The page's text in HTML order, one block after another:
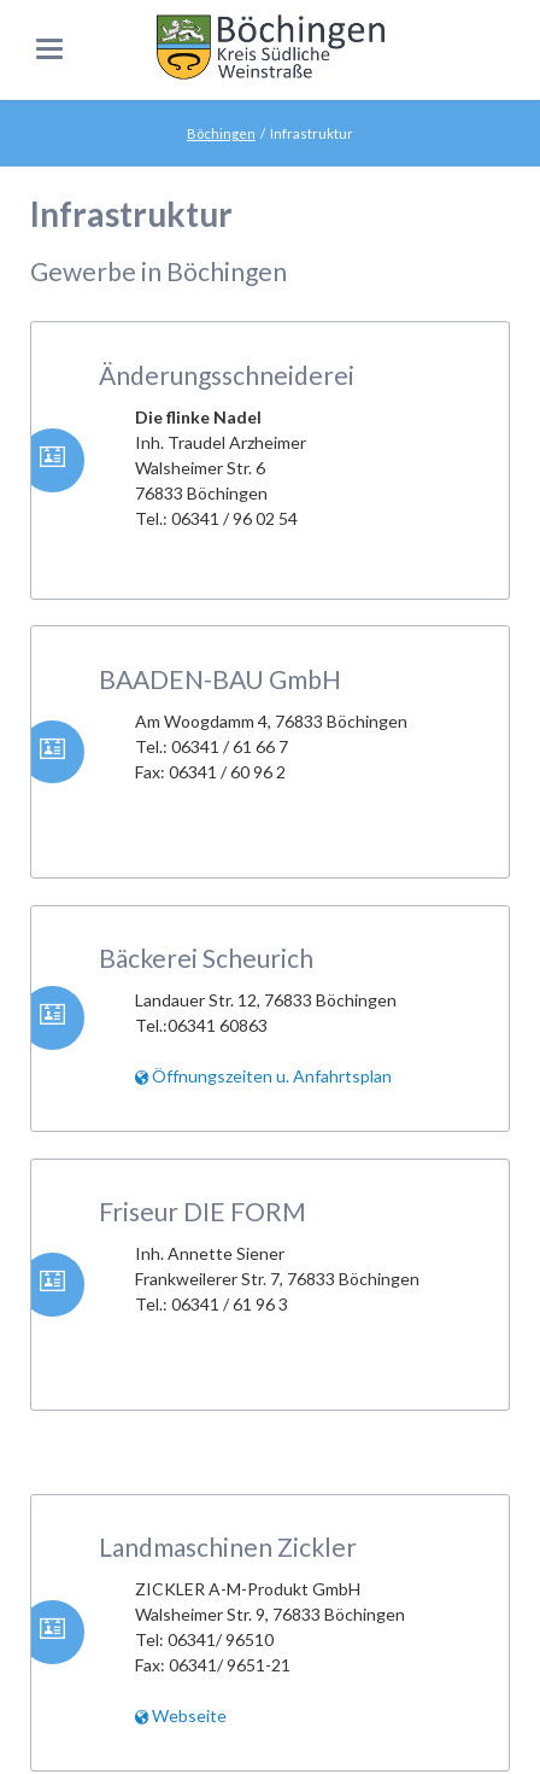
Böchingen Infrastruktur
Infrastruktur
Gewerbe in Böchingen
Änderungsschneiderei
Die flinke Nadel
Inh. Traudel Arzheimer
Walsheimer Str. 6
76833 Böchingen
Tel.: 06341 / 96 02 54
BAADEN-BAU GmbH
Am Woogdamm 4, 76833 Böchingen
Tel.: 06341 / 61 66 7
Fax: 06341 / 60 96 2
Bäckerei Scheurich
Landauer Str. 12, 76833 Böchingen
Tel.:06341 60863
Öffnungszeiten u. Anfahrtsplan
Friseur DIE FORM
Inh. Annette Siener
Frankweilerer Str. 7, 76833 Böchingen
Tel.: 06341 / 61 96 3
Landmaschinen Zickler
ZICKLER A-M-Produkt GmbH
Walsheimer Str. 9, 76833 Böchingen
Tel: 06341/ 96510
Fax: 06341/ 9651-21
Webseite